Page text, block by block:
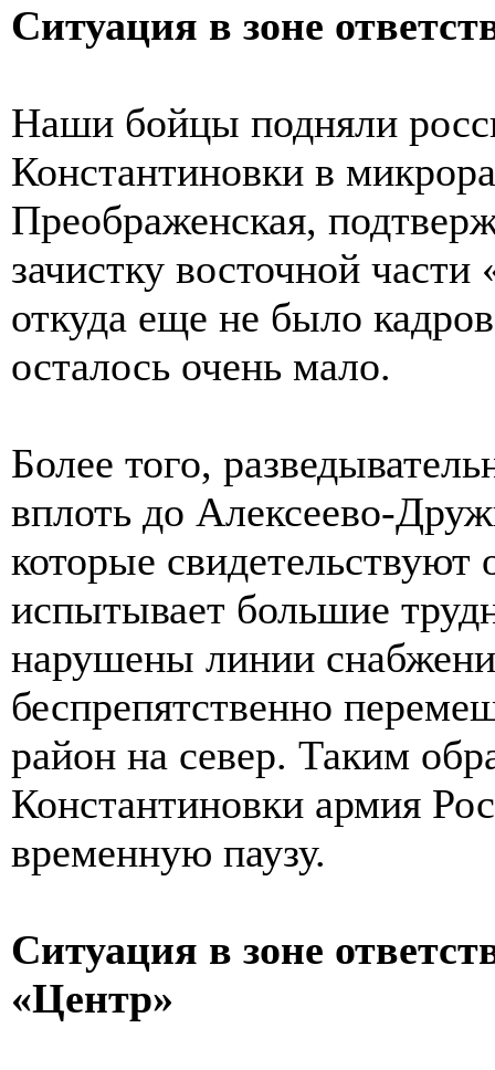
Ситуация в зоне
Наши бойцы подняли
Константиновки в
Преображенская,
зачистку восточной
откуда еще не было
осталось очень мало.
Более того,
вплоть до Алексеево-
которые свидетельствуют
испытывает большие
нарушены линии
беспрепятственно
район на север. Таким
Константиновки армия
временную паузу.
Ситуация в зоне
«Центр»